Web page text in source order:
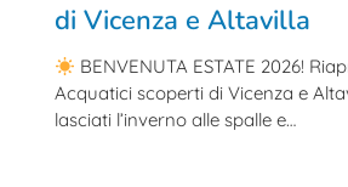
di Vicenza e Altavilla
BENVENUTA ESTATE 2026!
Acquatici scoperti di Vicenza e
lasciati l’inverno alle spalle e…